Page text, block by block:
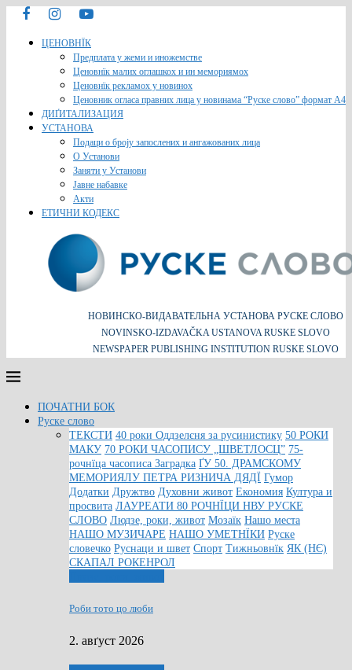
ЦЕНОВНЇК
Предплата у жеми и иножемстве
Ценовнїк малих оглашкох и ин мемориямох
Ценовнїк рекламох у новинох
Ценовник огласа правних лица у новинама “Руске слово” формат A4
ДИҐИТАЛИЗАЦИЯ
УСТАНОВА
Подаци о броју запослених и ангажованих лица
О Установи
Заняти у Установи
Јавне набавке
Акти
ЕТИЧНИ КОДЕКС
НОВИНСКО-ВИДАВАТЕЛЬНА УСТАНОВА РУСКЕ СЛОВО
NOVINSKO-IZDAVAČKA USTANOVA RUSKE SLOVO
NEWSPAPER PUBLISHING INSTITUTION RUSKE SLOVO
ПОЧАТНИ БОК
Руске слово
ТЕКСТИ 40 роки Оддзелєня за русинистику 50 РОКИ
МАКУ 70 РОКИ ЧАСОПИСУ „ШВЕТЛОСЦ” 75-
рочнїца часописа Заградка ҐУ 50. ДРАМСКОМУ
МЕМОРИЯЛУ ПЕТРА РИЗНИЧА ДЯДЇ Гумор
Додатки Дружтво Духовни живот Економия Култура и
просвита ЛАУРЕАТИ 80 РОЧНЇЦИ НВУ РУСКЕ
СЛОВО Людзе, роки, живот Мозаїк Нашо места
НАШО МУЗИЧАРЕ НАШО УМЕТНЇКИ Руске
словечко Руснаци и швет Спорт Тижньовнїк ЯК (НЄ)
СКАПАЛ РОКЕНРОЛ
Роби тото цо люби
2. авґуст 2026